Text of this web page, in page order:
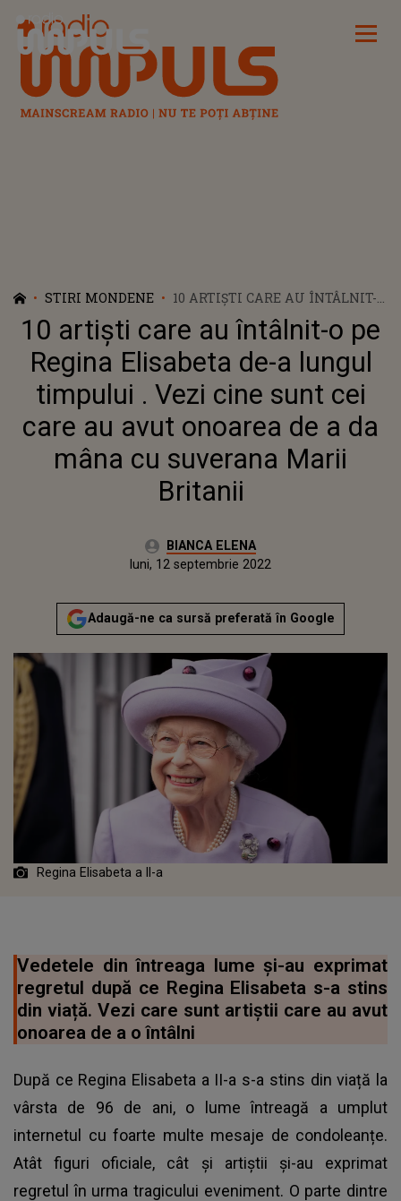
Radio Impuls
STIRI MONDENE
10 ARTIȘTI CARE AU ÎNTÂLNIT-O
PE REGINA ELISABETA DE-A
LUNGUL TIMPULUI . VEZI CINE
SUNT CEI CARE AU AVUT
ONOAREA DE A DA MÂNA CU
SUVERANA MARII BRITANII
10 artiști care au întâlnit-o pe
Regina Elisabeta de-a lungul
timpului . Vezi cine sunt cei
care au avut onoarea de a da
mâna cu suverana Marii
Britanii
Autor:BIANCA ELENA
Publicat:
luni, 12 septembrie 2022
Adaugă-ne ca sursă preferată în Google
Regina Elisabeta a II-a
Vedetele din întreaga lume și-au exprimat
regretul după ce Regina Elisabeta s-a stins
din viață. Vezi care sunt artiștii care au avut
onoarea de a o întâlni
După ce Regina Elisabeta a II-a s-a stins din viață la
vârsta de 96 de ani, o lume întreagă a umplut
internetul cu foarte multe mesaje de condoleanțe.
Atât figuri oficiale, cât și artiștii și-au exprimat
regretul în urma tragicului eveniment. O parte dintre